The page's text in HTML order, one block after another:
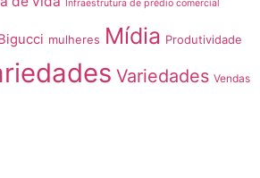
Infraestrutura de prédio comercial
mulheres Mídia Produtividade
Variedades Vendas